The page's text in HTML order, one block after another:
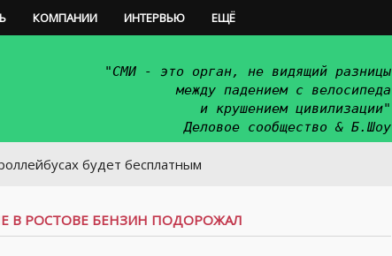
КОМПАНИИ ИНТЕРВЬЮ ЕЩЁ
"СМИ - это орган, не видящий разницы
между падением с велосипеда
и крушением цивилизации"
Деловое сообщество & Б.Шоу
будет бесплатным
В РОСТОВЕ БЕНЗИН ПОДОРОЖАЛ